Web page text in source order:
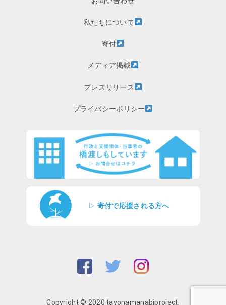
私たちについて
寄付
メディア掲載
プレスリリース
プライバシーポリシー
▷ 寄付で応援される方へ
Copyright © 2020 tayonamanabiproject.